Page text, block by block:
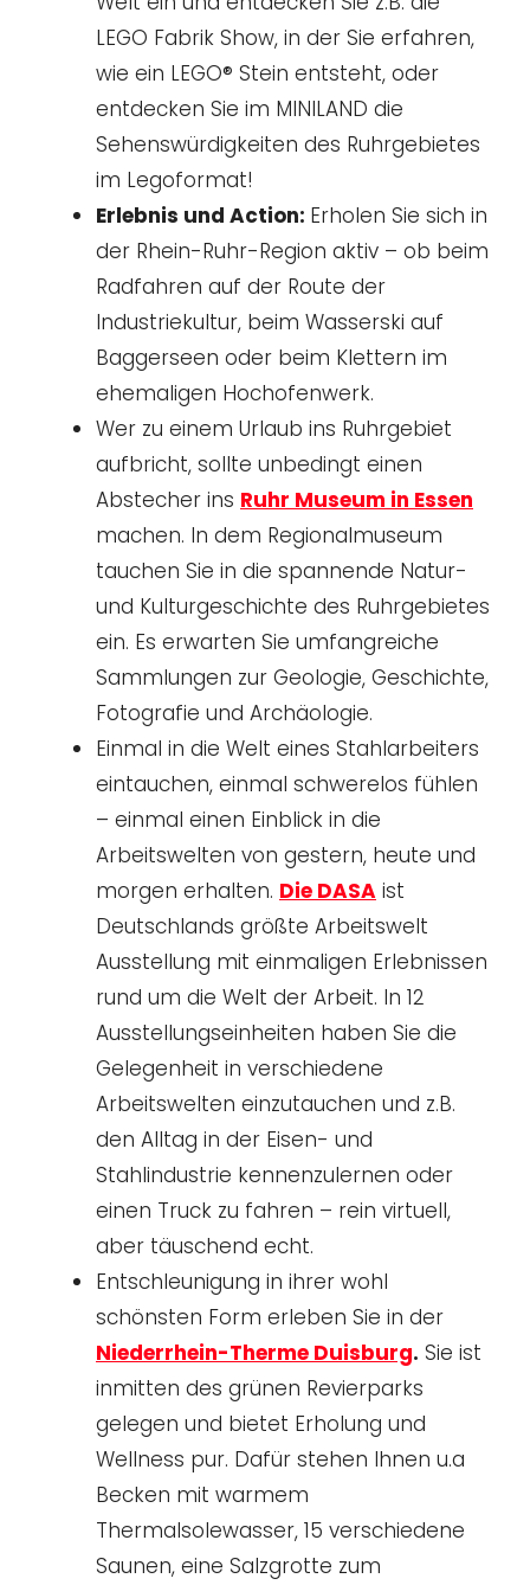
LEGO Fabrik Show, in der Sie erfahren,
wie ein LEGO® Stein entsteht, oder
entdecken Sie im MINILAND die
Sehenswürdigkeiten des Ruhrgebietes
im Legoformat!
Erlebnis und Action: Erholen Sie sich in
der Rhein-Ruhr-Region aktiv – ob beim
Radfahren auf der Route der
Industriekultur, beim Wasserski auf
Baggerseen oder beim Klettern im
ehemaligen Hochofenwerk.
Wer zu einem Urlaub ins Ruhrgebiet
aufbricht, sollte unbedingt einen
Abstecher ins Ruhr Museum in Essen
machen. In dem Regionalmuseum
tauchen Sie in die spannende Natur-
und Kulturgeschichte des Ruhrgebietes
ein. Es erwarten Sie umfangreiche
Sammlungen zur Geologie, Geschichte,
Fotografie und Archäologie.
Einmal in die Welt eines Stahlarbeiters
eintauchen, einmal schwerelos fühlen
– einmal einen Einblick in die
Arbeitswelten von gestern, heute und
morgen erhalten. Die DASA ist
Deutschlands größte Arbeitswelt
Ausstellung mit einmaligen Erlebnissen
rund um die Welt der Arbeit. In 12
Ausstellungseinheiten haben Sie die
Gelegenheit in verschiedene
Arbeitswelten einzutauchen und z.B.
den Alltag in der Eisen- und
Stahlindustrie kennenzulernen oder
einen Truck zu fahren – rein virtuell,
aber täuschend echt.
Entschleunigung in ihrer wohl
schönsten Form erleben Sie in der
Niederrhein-Therme Duisburg. Sie ist
inmitten des grünen Revierparks
gelegen und bietet Erholung und
Wellness pur. Dafür stehen Ihnen u.a
Becken mit warmem
Thermalsolewasser, 15 verschiedene
Saunen, eine Salzgrotte zum